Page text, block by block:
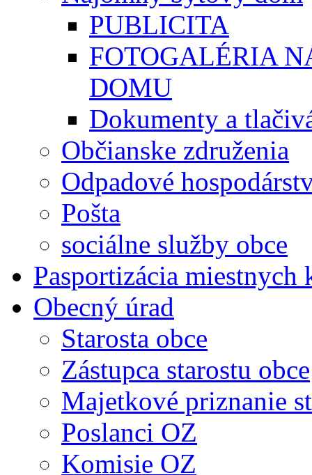
PUBLICITA
FOTOGALÉRIA
DOMU
Dokumenty a
Občianske združenia
Odpadové
Pošta
sociálne služby obce
Pasportizácia
Obecný úrad
Starosta obce
Zástupca starostu obce
Majetkové priznanie
Poslanci OZ
Komisie OZ